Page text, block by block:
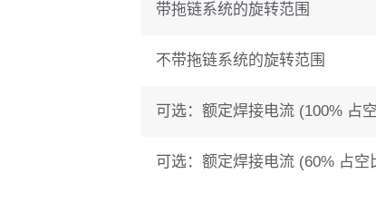
带拖链系统的旋转范围
不带拖链系统的旋转范围
可选：额定焊接电流 (100% 占
可选：额定焊接电流 (60% 占空